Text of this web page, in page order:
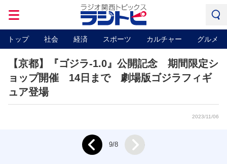
トップ 社会 経済 スポーツ カルチャー グルメ
【京都】『ゴジラ-1.0』公開記念 期間限定シ
ョップ開催 14日まで 劇場版ゴジラフィギ
ュア登場
2023/11/06
Prev 9/8